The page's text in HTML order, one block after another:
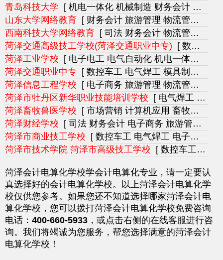
青岛科技大学 [ 机电一体化 机械制造 财务会计 国际商务 物流管理 会计电算化]
山东大学网络教育 [ 财务会计 旅游管理 物流管理 会计电算化 市场营销 文秘]
西南科技大学网络教育 [ 司法 财务会计 物流管理 会计电算化 工程造价 工程预算]
菏泽交通高级技工学校(菏泽交通职业中专) [ 数控车工 电气焊工 电子电工 机电一体化 汽车维修 汽车美容]
菏泽工业学校 [ 电子电工 电气自动化 机电一体化 机械制造 会计电算化 工民建]
菏泽交通职业中专 [ 数控车工 电气焊工 模具制造 电子电工 家电制冷 机电一体化]
菏泽信息工程学校 [ 电子商务 旅游管理 物流管理 会计电算化 市场营销 文秘]
菏泽市牡丹区新华职业技能培训学校 [ 电气焊工 电子电工 会计电算化 网络工程 平面设计 网页设计]
菏泽畜牧兽医学校 [ 市场营销 计算机应用 畜牧兽医 生物制药 药物制剂 网页设计]
菏泽财经学校 [ 司法 财务会计 电子商务 旅游管理 会计电算化 物业管理]
菏泽市商业技工学校 [ 数控车工 电气焊工 电子电工 机械制造 机械技工 航空服务]
菏泽市技术学院 菏泽市高级技工学校 [ 数控车工 电气焊工 模具制造 电子电工 家电制冷 机电一体化]
菏泽会计电算化学校学会计电算化专业，请一定要认
真选择好的会计电算化学校。以上菏泽会计电算化学
校仅供您参考。如果您还不知道选择哪家菏泽会计电
算化学校，您可以拨打菏泽会计电算化学校免费咨询
电话： 400-660-5933 ，或点击右侧的在线客服进行咨
询。我们将竭诚为您服务，帮您选择满意的菏泽会计
电算化学校！